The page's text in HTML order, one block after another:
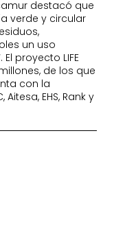
destacó que
verde y circular
un uso
proyecto LIFE
de los que
con la
Aitesa, EHS, Rank y